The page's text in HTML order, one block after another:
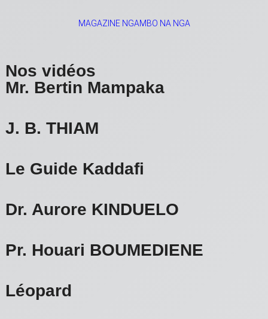
MAGAZINE NGAMBO NA NGA
Nos vidéos
Mr. Bertin Mampaka
J. B. THIAM
Le Guide Kaddafi
Dr. Aurore KINDUELO
Pr. Houari BOUMEDIENE
Léopard